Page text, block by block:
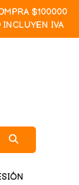
$100000
IVA